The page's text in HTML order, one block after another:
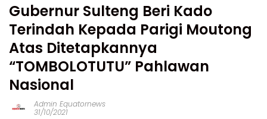
Gubernur Sulteng Beri Kado
Terindah Kepada Parigi Moutong
Atas Ditetapkannya
“TOMBOLOTUTU” Pahlawan
Nasional
Admin Equatornews
31/10/2021